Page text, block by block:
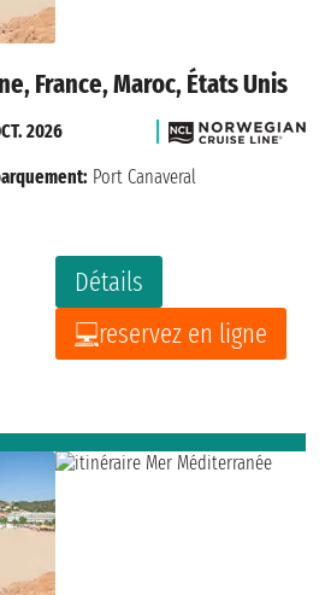
France, Maroc, États Unis
Détails
reservez en ligne
2026
Port Canaveral